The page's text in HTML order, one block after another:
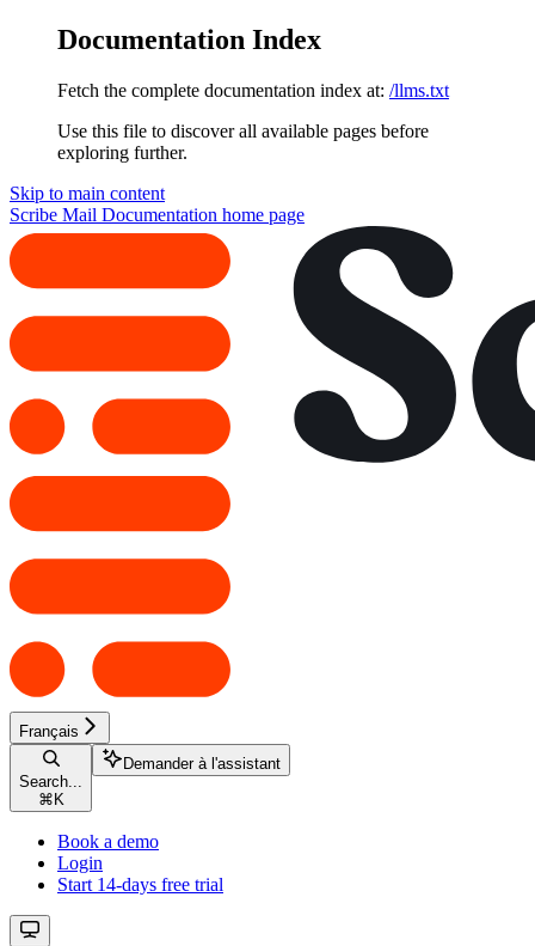
Documentation Index
Fetch the complete documentation index at: /llms.txt
Use this file to discover all available pages before
exploring further.
Skip to main content
Scribe Mail Documentation home page
Français
Search...
⌘ K
Demander à l'assistant
Book a demo
Login
Start 14-days free trial